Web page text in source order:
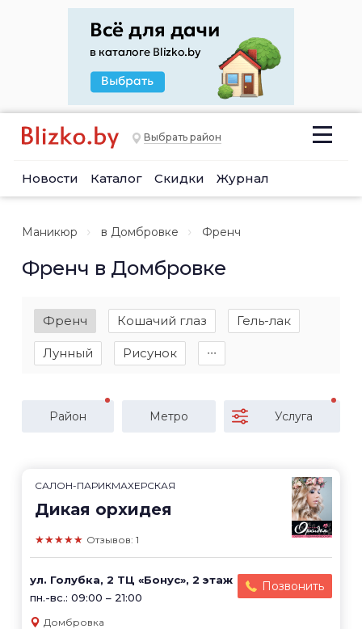
Выбрать район
Новости Каталог Скидки Журнал
Маникюр в Домбровке Френч
Френч в Домбровке
Френч Кошачий глаз Гель-лак
Лунный Рисунок ∙∙∙
Район Метро Услуга
САЛОН-ПАРИКМАХЕРСКАЯ
Дикая орхидея
★★★★★ Отзывов: 1
ул. Голубка, 2 ТЦ «Бонус», 2 этаж
пн.-вс.: 09:00 – 21:00
Позвонить
Домбровка